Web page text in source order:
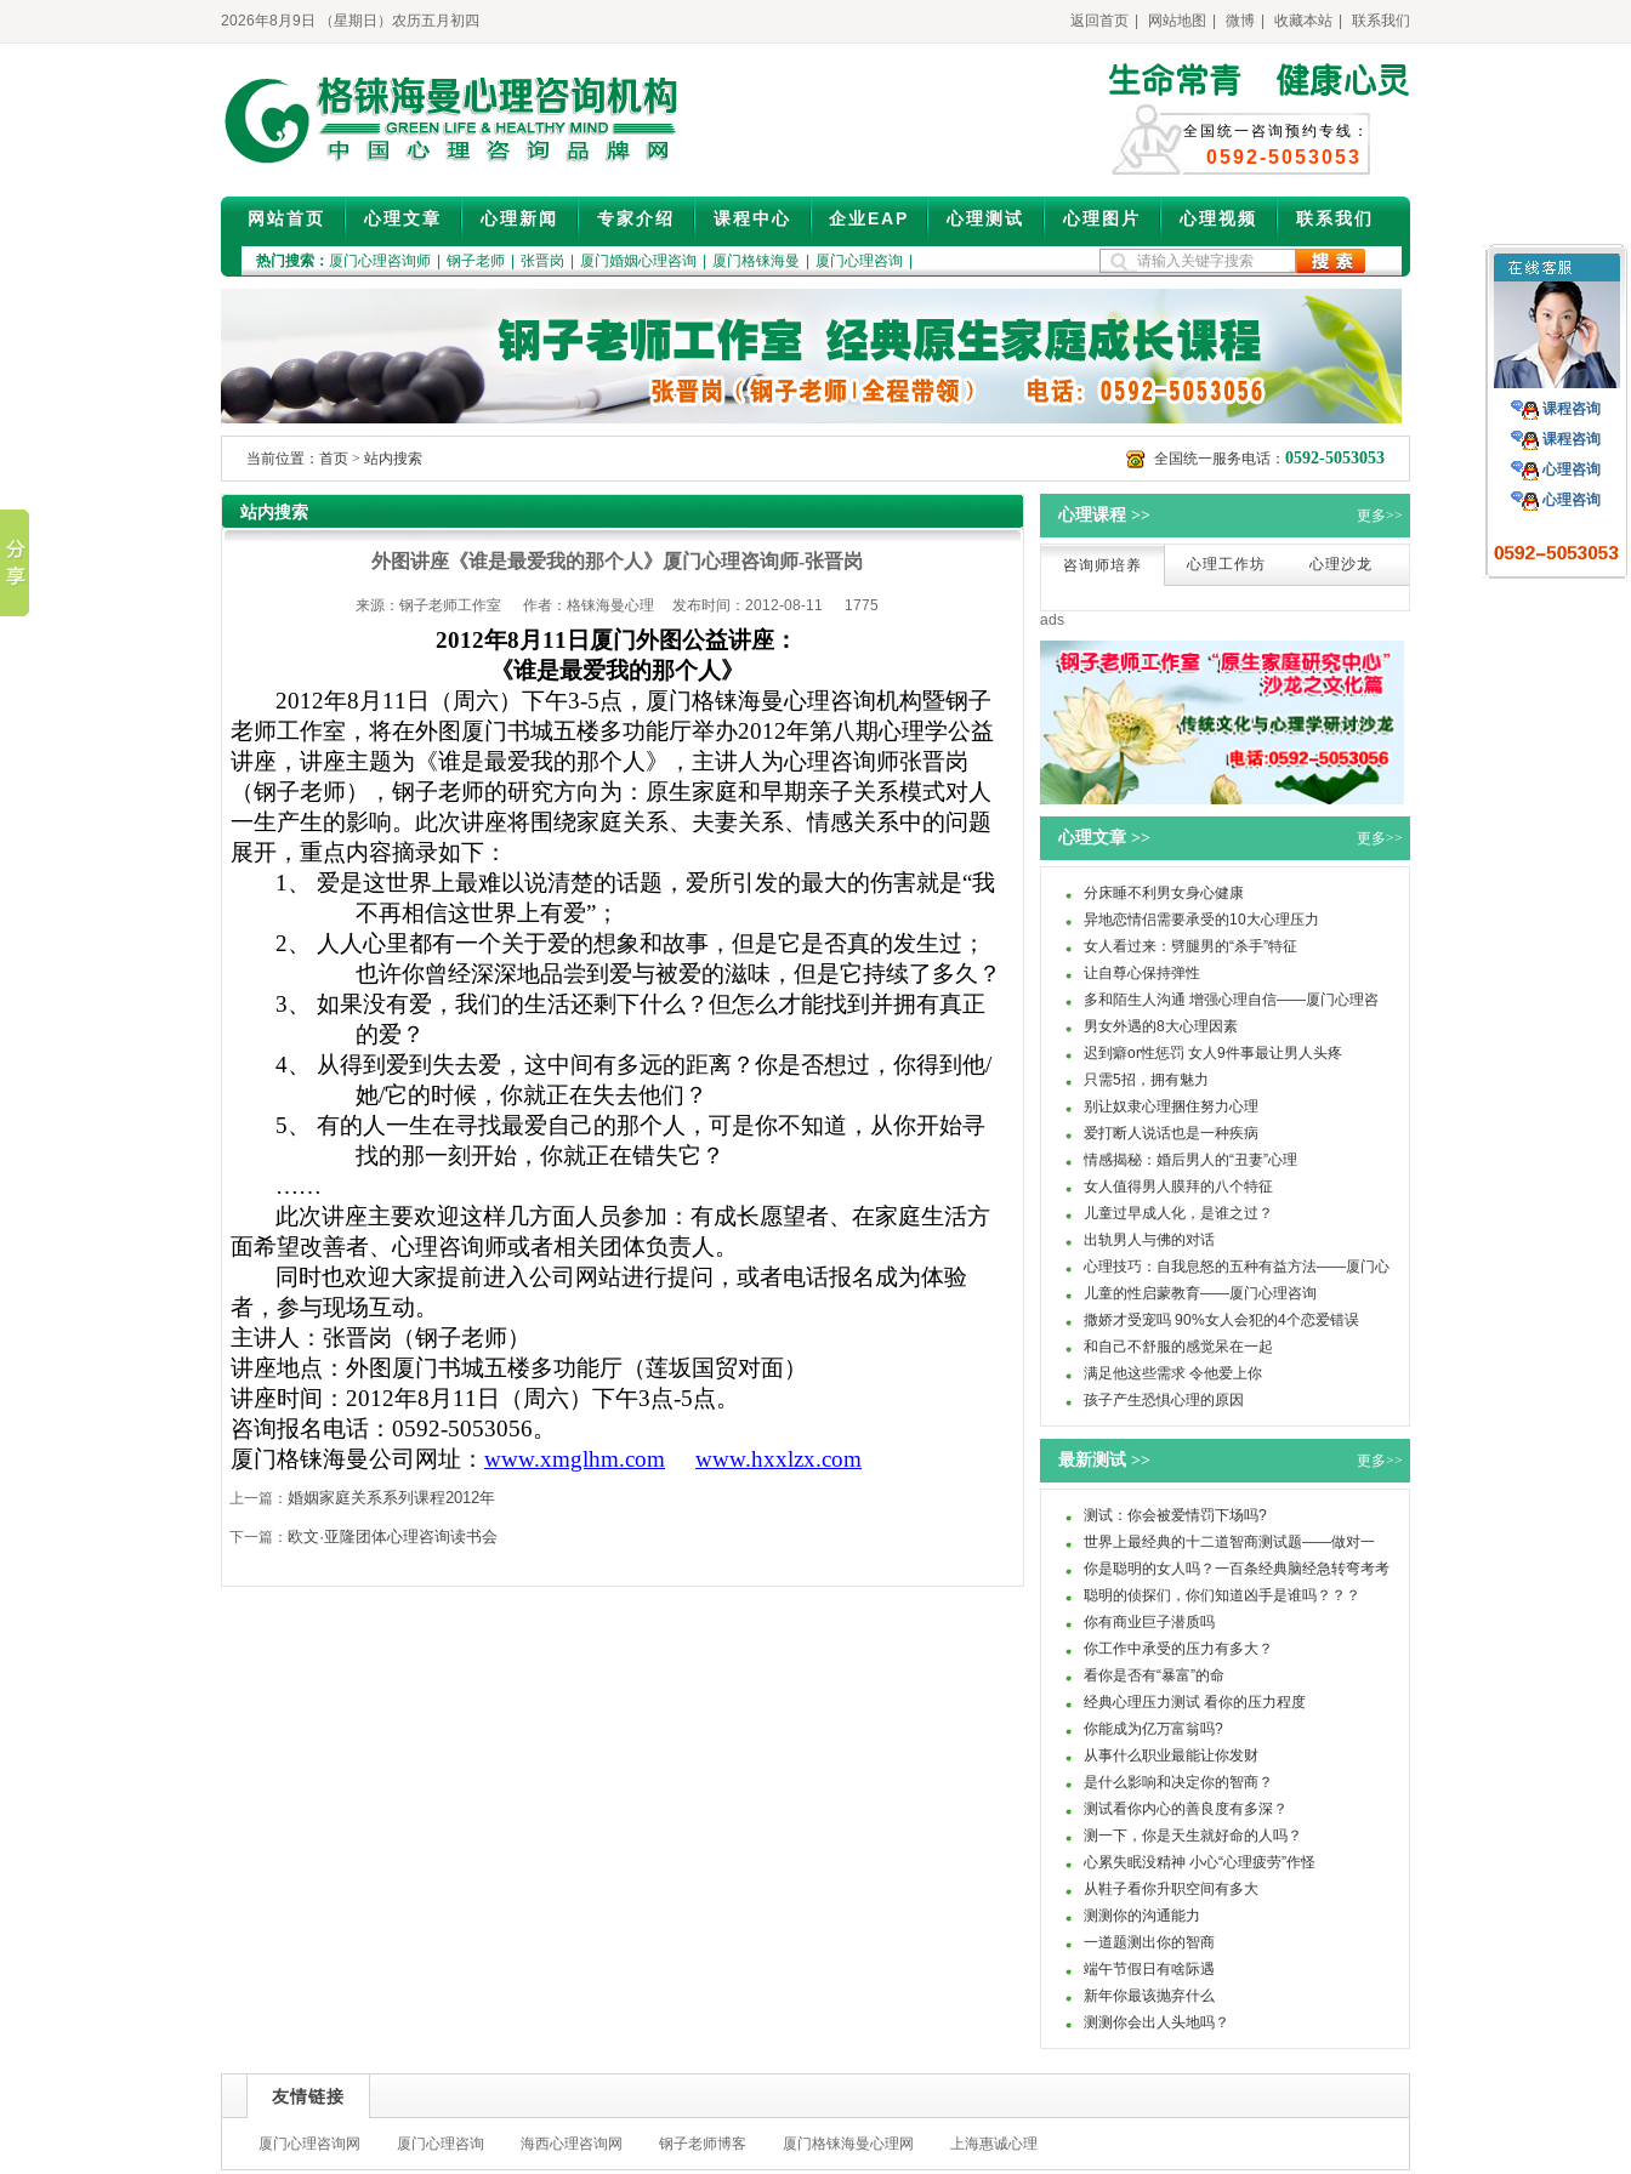
2026年8月9日 （星期日）农历五月初四 返回首页 网站地图 微博 收藏本站 联系我们
全国统一咨询预约专线：
0592-5053053
网站首页 心理文章 心理新闻 专家介绍 课程中心 企业EAP 心理测试 心理图片 心理视频 联系我们
热门搜索： 厦门心理咨询师 钢子老师 张晋岗 厦门婚姻心理咨询 厦门格铼海曼 厦门心理咨询
当前位置： 首页 > 站内搜索 全国统一服务电话： 0592-5053053
站内搜索
外图讲座《谁是最爱我的那个人》厦门心理咨询师-张晋岗
来源：钢子老师工作室 作者：格铼海曼心理 发布时间：2012-08-11 1775
2012年8月11日厦门外图公益讲座：
《谁是最爱我的那个人》
2012年8 月 11 日（周六）下午3-5点，厦门格铼海曼心理咨询机构暨钢子
老师工作室，将在外图厦门书城五楼多功能厅举办2012年第八期心理学公益
讲座，讲座主题为《谁是最爱我的那个人 》，主讲人为心理咨询师张晋岗
（钢子老师），钢子老师的研究方向为：原生家庭和早期亲子关系模式对人
一生产生的影响。此次讲座将围绕家庭关系、夫妻关系、情感关系中的问题
展开，重点内容摘录如下：
1、 爱是这世界上最难以说清楚的话题，爱所引发的最大的伤害就是“我
不再相信这世界上有爱”；
2、
人人心里都有一个关于爱的想象和故事，但是它是否真的发生过；
也许你曾经深深地品尝到爱与被爱的滋味，但是它持续了多久？
3、如果没有爱，我们的生活还剩下什么？但怎么才能找到并拥有真正
的爱？
4、 从得到爱到失去爱，这中间有多远的距离？你是否想过，你得到他/
她/它的时候，你就正在失去他们？
5、有的人一生在寻找最爱自己的那个人，可是你不知道，从你开始寻
找的那一刻开始，你就正在错失它？
……
此次讲座主要欢迎这样几方面人员参加：有成长愿望者、在家庭生活方
面希望改善者、心理咨询师或者相关团体负责人。
同时也欢迎大家提前进入公司网站进行提问，或者电话报名成为体验
者，参与现场互动。
主讲人：张晋岗（钢子老师）
讲座地点：外图厦门书城五楼多功能厅（莲坂国贸对面）
讲座时间： 2012年8 月 11 日（周六）下午3点-5点。
咨询报名电话： 0592-5053056。
厦门格铼海曼公司网址： www.xmglhm.com www.hxxlzx.com
上一篇： 婚姻家庭关系系列课程2012年
下一篇： 欧文·亚隆团体心理咨询读书会
心理课程 >> 更多>>
咨询师培养 心理工作坊 心理沙龙
ads
心理文章 >> 更多>>
分床睡不利男女身心健康
异地恋情侣需要承受的10大心理压力
女人看过来：劈腿男的“杀手”特征
让自尊心保持弹性
多和陌生人沟通 增强心理自信——厦门心理咨
询
男女外遇的8大心理因素
迟到癖or性惩罚 女人9件事最让男人头疼
只需5招，拥有魅力
别让奴隶心理捆住努力心理
爱打断人说话也是一种疾病
情感揭秘：婚后男人的“丑妻”心理
女人值得男人膜拜的八个特征
儿童过早成人化，是谁之过？
出轨男人与佛的对话
心理技巧：自我息怒的五种有益方法——厦门心
理
儿童的性启蒙教育——厦门心理咨询
撒娇才受宠吗 90%女人会犯的4个恋爱错误
和自己不舒服的感觉呆在一起
满足他这些需求 令他爱上你
孩子产生恐惧心理的原因
最新测试 >> 更多>>
测试：你会被爱情罚下场吗?
世界上最经典的十二道智商测试题——做对一
半，
你是聪明的女人吗？一百条经典脑经急转弯考考
你
聪明的侦探们，你们知道凶手是谁吗？？？
你有商业巨子潜质吗
你工作中承受的压力有多大？
看你是否有“暴富”的命
经典心理压力测试 看你的压力程度
你能成为亿万富翁吗?
从事什么职业最能让你发财
是什么影响和决定你的智商？
测试看你内心的善良度有多深？
测一下，你是天生就好命的人吗？
心累失眠没精神 小心“心理疲劳”作怪
从鞋子看你升职空间有多大
测测你的沟通能力
一道题测出你的智商
端午节假日有啥际遇
新年你最该抛弃什么
测测你会出人头地吗？
友情链接
厦门心理咨询网 厦门心理咨询 海西心理咨询网 钢子老师博客 厦门格铼海曼心理网 上海惠诚心理
课程咨询
课程咨询
心理咨询
心理咨询